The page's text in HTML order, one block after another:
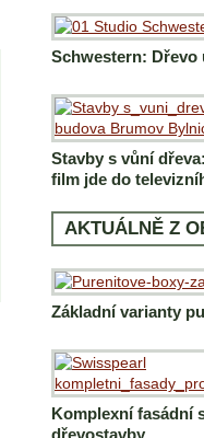
Schwestern: Dřevo
Stavby s vůní
film jde do
AKTUÁLNĚ Z
Základní varianty
Komplexní fasádní
dřevostavby